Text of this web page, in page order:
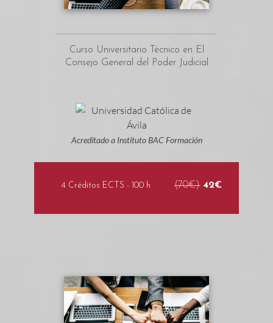
Curso Universitario Técnico en El
Consejo General del Poder Judicial
Acreditado a Instituto BAC Formación
4 Créditos ECTS - 100 h (70€) 42€